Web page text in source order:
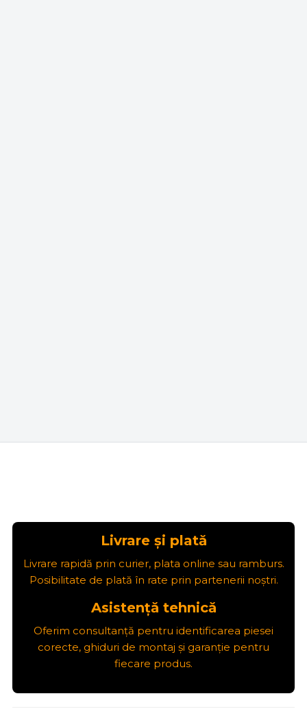
Livrare și plată
Livrare rapidă prin curier, plata online sau ramburs.
Posibilitate de plată în rate prin partenerii noștri.
Asistență tehnică
Oferim consultanță pentru identificarea piesei
corecte, ghiduri de montaj și garanție pentru
fiecare produs.